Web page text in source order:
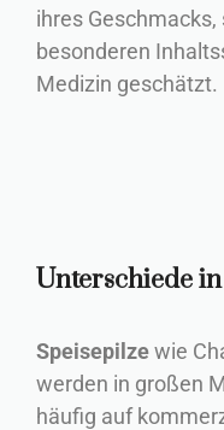
ihres
besonderen
Medizin geschätzt.
Unterschiede
Speisepilzewie
werden in großen
häufig auf